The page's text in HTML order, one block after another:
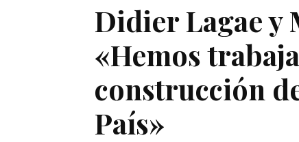
Didier Lagae y
«Hemos
construcción
País»